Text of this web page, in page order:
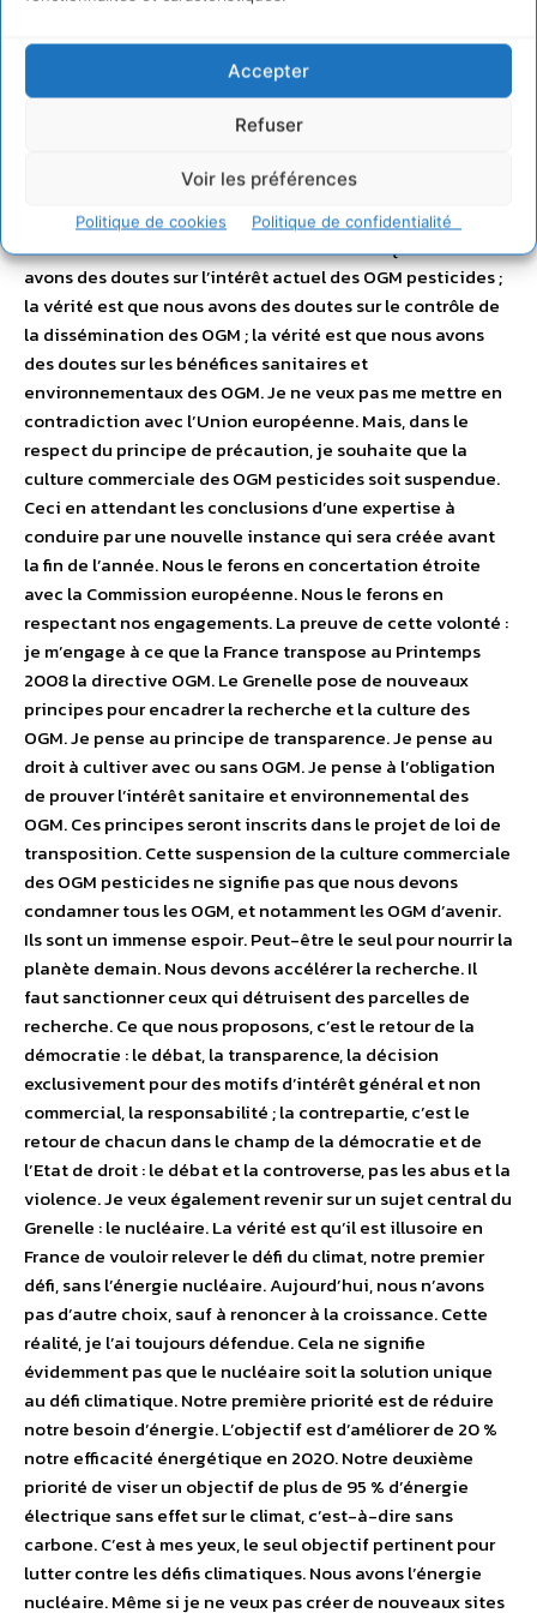
Accepter
Refuser
Voir les préférences
Politique de cookies Politique de confidentialité
où ils se trouvent. Il n’est pas admissible qu’une maison-
mère ne soit pas tenue pour responsable des atteintes
portées à l’environnement par ses filiales. Il n’est pas
acceptable que le principe de la responsabilité limitée
Quand on contrôle une filiale, on doit se sentir responsable
des catastrophes écologiques qu’elle peut causer. Je veux
revenir sur le dossier des OGM : la vérité est que nous
avons des doutes sur l’intérêt actuel des OGM pesticides ;
la vérité est que nous avons des doutes sur le contrôle de
la dissémination des OGM ; la vérité est que nous avons
des doutes sur les bénéfices sanitaires et
environnementaux des OGM. Je ne veux pas me mettre en
contradiction avec l’Union européenne. Mais, dans le
respect du principe de précaution, je souhaite que la
culture commerciale des OGM pesticides soit suspendue.
Ceci en attendant les conclusions d’une expertise à
conduire par une nouvelle instance qui sera créée avant
la fin de l’année. Nous le ferons en concertation étroite
avec la Commission européenne. Nous le ferons en
respectant nos engagements. La preuve de cette volonté :
je m’engage à ce que la France transpose au Printemps
2008 la directive OGM. Le Grenelle pose de nouveaux
principes pour encadrer la recherche et la culture des
OGM. Je pense au principe de transparence. Je pense au
droit à cultiver avec ou sans OGM. Je pense à l’obligation
de prouver l’intérêt sanitaire et environnemental des
OGM. Ces principes seront inscrits dans le projet de loi de
transposition. Cette suspension de la culture commerciale
des OGM pesticides ne signifie pas que nous devons
condamner tous les OGM, et notamment les OGM d’avenir.
Ils sont un immense espoir. Peut-être le seul pour nourrir la
planète demain. Nous devons accélérer la recherche. Il
faut sanctionner ceux qui détruisent des parcelles de
recherche. Ce que nous proposons, c’est le retour de la
démocratie : le débat, la transparence, la décision
exclusivement pour des motifs d’intérêt général et non
commercial, la responsabilité ; la contrepartie, c’est le
retour de chacun dans le champ de la démocratie et de
l’Etat de droit : le débat et la controverse, pas les abus et la
violence. Je veux également revenir sur un sujet central du
Grenelle : le nucléaire. La vérité est qu’il est illusoire en
France de vouloir relever le défi du climat, notre premier
défi, sans l’énergie nucléaire. Aujourd’hui, nous n’avons
pas d’autre choix, sauf à renoncer à la croissance. Cette
réalité, je l’ai toujours défendue. Cela ne signifie
évidemment pas que le nucléaire soit la solution unique
au défi climatique. Notre première priorité est de réduire
notre besoin d’énergie. L’objectif est d’améliorer de 20 %
notre efficacité énergétique en 2020. Notre deuxième
priorité de viser un objectif de plus de 95 % d’énergie
électrique sans effet sur le climat, c’est-à-dire sans
carbone. C’est à mes yeux, le seul objectif pertinent pour
lutter contre les défis climatiques. Nous avons l’énergie
nucléaire. Même si je ne veux pas créer de nouveaux sites